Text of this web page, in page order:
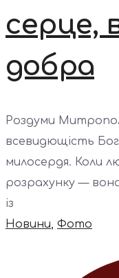
серце,
добра
Роздуми
всевидющість
милосердя. Коли
розрахунку — вона
із
Новини Фото